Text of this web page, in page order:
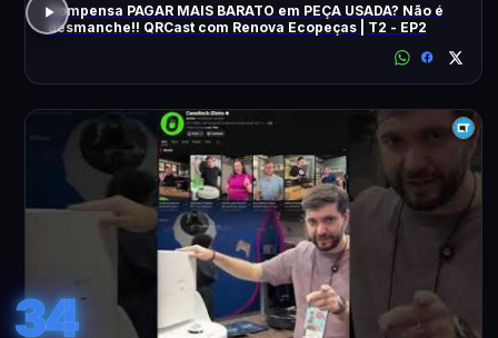
Compensa PAGAR MAIS BARATO em PEÇA USADA? Não é
desmanche!! QRCast com Renova Ecopeças | T2 - EP2
34